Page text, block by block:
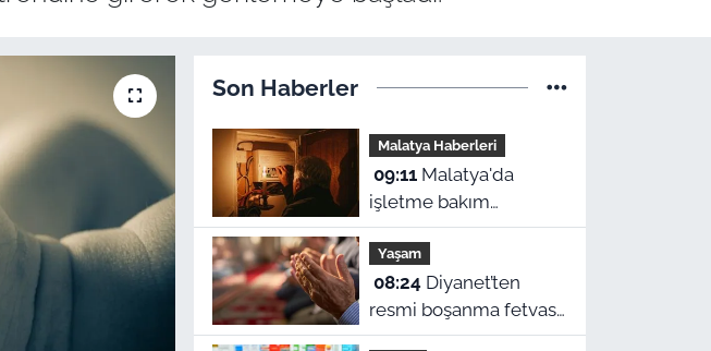
Son Haberler
Malatya Haberleri
09:11Malatya'da
işletme bakım
çalışmaları
kapsamında bir çok
ilçede planlı elektrik
kesintileri
uygulanacak.
Yaşam
08:24
resmi boşanma fetvası
ve Malatya namaz